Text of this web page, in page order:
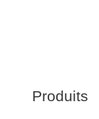
Produits